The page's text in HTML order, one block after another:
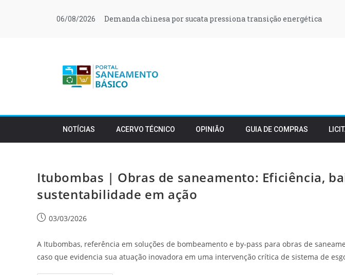
06/08/2026 Demanda chinesa por sucata pressiona transição energética
NOTÍCIAS ACERVO TÉCNICO OPINIÃO GUIA DE COMPRAS
Itubombas | Obras de saneamento: Eficiência,
sustentabilidade em ação
03/03/2026
A Itubombas, referência em soluções de bombeamento e by-pass para obras de
caso que evidencia sua atuação inovadora em uma intervenção crítica de sistema de